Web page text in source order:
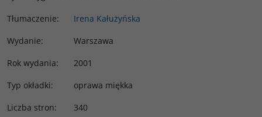
Tłumaczenie:
Irena Kałużyńska
Wydanie:
Warszawa
Rok wydania:
2001
Typ okładki:
oprawa miękka
Liczba stron:
340